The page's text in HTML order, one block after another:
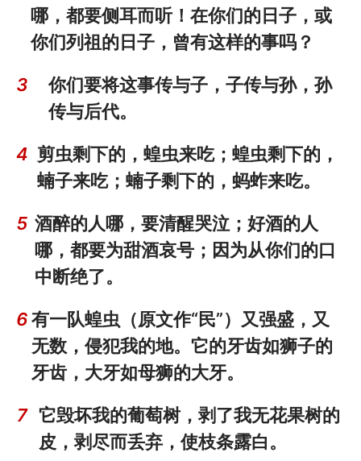
哪，都要侧耳而听！在你们的日子，或
你们列祖的日子，曾有这样的事吗？
3
你们要将这事传与子，子传与孙，孙
传与后代。
4 剪虫剩下的，蝗虫来吃；蝗虫剩下的，
蝻子来吃；蝻子剩下的，蚂蚱来吃。
5 酒醉的人哪，要清醒哭泣；好酒的人
哪，都要为甜酒哀号；因为从你们的口
中断绝了。
6 有一队蝗虫（原文作“民”）又强盛，又
无数，侵犯我的地。它的牙齿如狮子的
牙齿，大牙如母狮的大牙。
7 它毁坏我的葡萄树，剥了我无花果树的
皮，剥尽而丢弃，使枝条露白。